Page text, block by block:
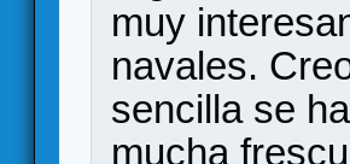
muy
navales.
sencilla se
mucha